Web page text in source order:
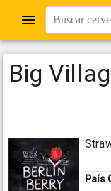
Buscar
Big
País